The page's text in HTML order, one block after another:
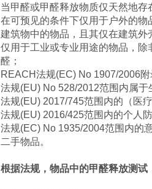
当甲醛或甲醛释放物质仅天然地存
在可预见的条件下仅用于户外的物
建筑物中的物品，且其仅在建筑外
仅用于工业或专业用途的物品，
醛；
REACH法规(EC) No 1907/2006
法规(EU) No 528/2012范围内属于
法规(EU) 2017/745范围内的（医疗
法规(EU) 2016/425范围内的个人防
法规(EC) No 1935/2004范围内的
二手物品。
根据法规，物品中的甲醛释放测试